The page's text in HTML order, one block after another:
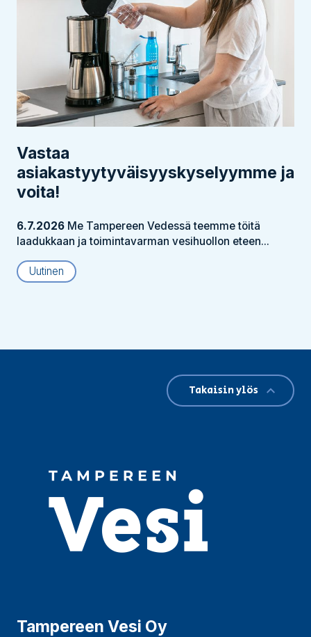
Vastaa
asiakastyytyväisyyskyselyymme ja
voita!
6.7.2026 Me Tampereen Vedessä teemme töitä
laadukkaan ja toimintavarman vesihuollon eteen...
Uutinen
Tampereen Vesi Oy
Takaisin ylös